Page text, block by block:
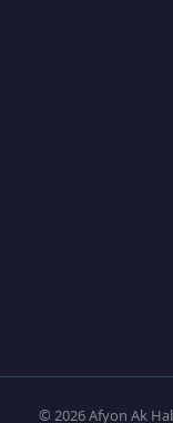
© 2026 Afyon Ak